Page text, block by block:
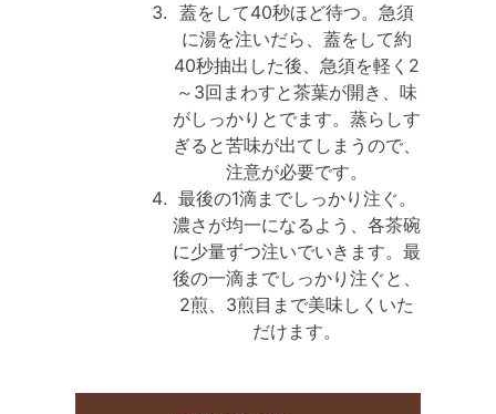
蓋をして40秒ほど待つ。急須
に湯を注いだら、蓋をして約
40秒抽出した後、急須を軽く2
～3回まわすと茶葉が開き、味
がしっかりとでます。蒸らしす
ぎると苦味が出てしまうので、
注意が必要です。
最後の1滴までしっかり注ぐ。
濃さが均一になるよう、各茶碗
に少量ずつ注いでいきます。最
後の一滴までしっかり注ぐと、
2煎、3煎目まで美味しくいた
だけます。